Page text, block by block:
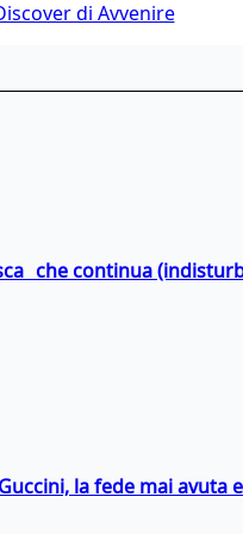
di Avvenire
che continua
la fede mai avuta